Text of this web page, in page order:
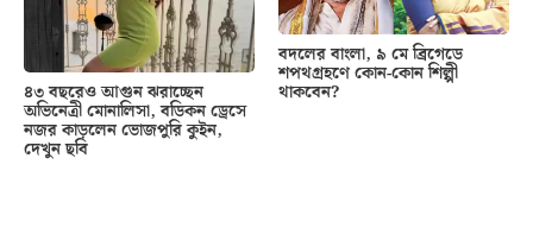
৪৩ বছরেও আগুন ঝরাচ্ছেন
অভিনেত্রী মোনালিসা, বডিকন ড্রেসে
নজর কাড়লেন ভোজপুরি কুইন,
দেখুন ছবি
বদলের বাংলা, ৯ মে ব্রিগেডে
শপথগ্রহণে কোন-কোন শিল্পী
থাকবেন?